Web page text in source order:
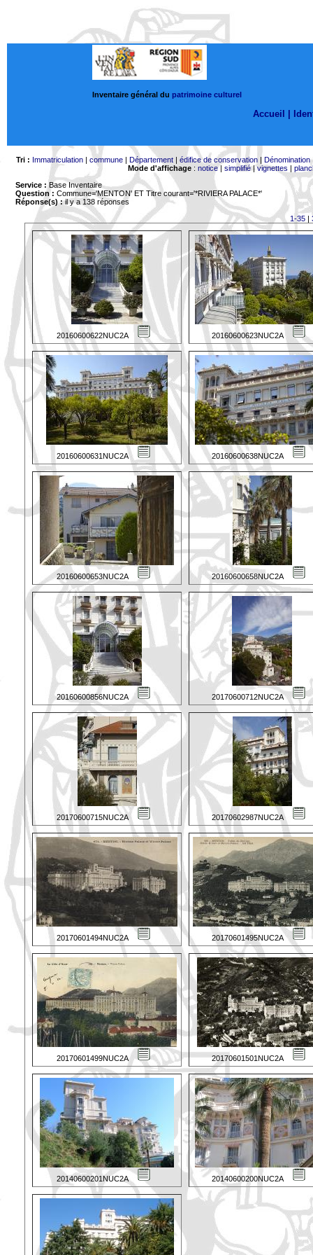
Inventaire général du patrimoine culturel
Accueil |
Tri : Immatriculation| commune| Département| édifice de conservation| Dénomination
Mode d'affichage: notice| simplifié|vignettes |
Service : Base Inventaire
Question : Commune='MENTON' ET Titre courant='*RIVIERA PALACE*'
Réponse(s) :il y a 138 réponses
1-35|
20160600622NUC2A 20160600623NUC2A
20160600631NUC2A 20160600638NUC2A
20160600653NUC2A 20160600658NUC2A
20160600856NUC2A 20170600712NUC2A
20170600715NUC2A 20170602987NUC2A
20170601494NUC2A 20170601495NUC2A
20170601499NUC2A 20170601501NUC2A
20140600201NUC2A 20140600200NUC2A